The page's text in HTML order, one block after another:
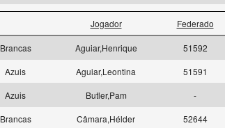
Jogador Federado
Brancas Aguiar,Henrique 51592
Azuis Aguiar,Leontina 51591
Azuis Butler,Pam -
Brancas Câmara,Hélder 52644